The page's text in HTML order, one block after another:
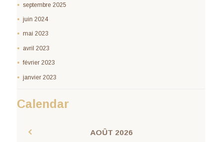
septembre 2025
juin 2024
mai 2023
avril 2023
février 2023
janvier 2023
Calendar
AOÛT 2026